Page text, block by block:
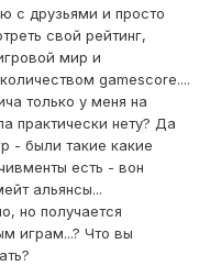
с друзьями и просто
свой рейтинг,
мир и
gamescore....
только у меня на
практически нету? Да
- были такие какие
есть - вон
альянсы...
но получается
играм...? Что вы